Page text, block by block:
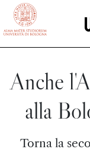
vai al contenuto
Anche
alla
Torna la